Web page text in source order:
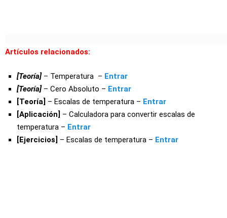
Artículos relacionados:
[Teoría]– Temperatura – Entrar
[Teoría]– Cero Absoluto – Entrar
[Teoría] – Escalas de temperatura – Entrar
[Aplicación] – Calculadora para convertir escalas de
temperatura – Entrar
[Ejercicios] – Escalas de temperatura – Entrar